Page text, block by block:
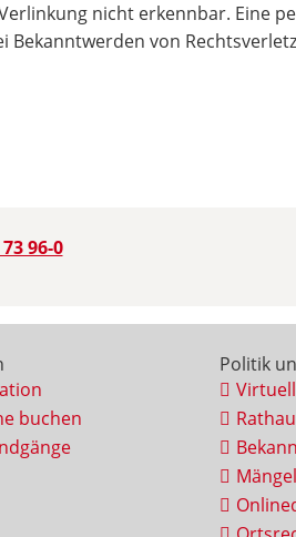
nicht erkennbar. Eine
von
96-0
buchen
Politik